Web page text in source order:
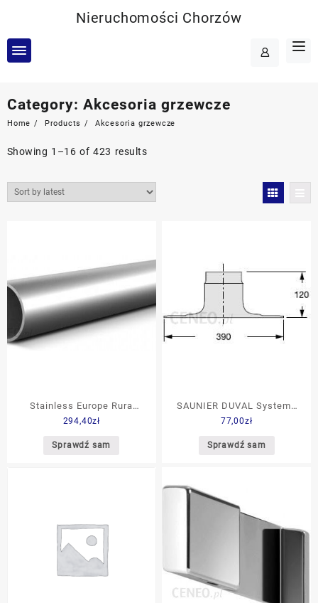
content
Nieruchomości Chorzów
Category: Akcesoria grzewcze
Home Products Akcesoria grzewcze
Showing 1–16 of 423 results
Stainless Europe Rura
Bezszwowa DN20 fi
28x2Mm 1.4401/1.4404
294,40zł
Sprawdź sam
SAUNIER DUVAL Systemy
powietrzno-spalinowe
80/125 do kotłów
(S08510700)
77,00zł
Sprawdź sam